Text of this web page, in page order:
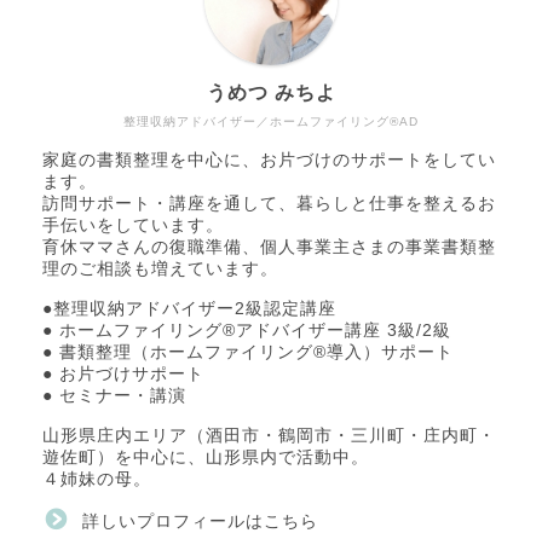
整理収納アドバイザー／ホームファイリング®AD
うめつ みちよ
家庭の書類整理を中心に、お片づけのサポートをしてい
ます。
訪問サポート・講座を通して、暮らしと仕事を整えるお
手伝いをしています。
育休ママさんの復職準備、個人事業主さまの事業書類整
理のご相談も増えています。
●整理収納アドバイザー2級認定講座
● ホームファイリング®アドバイザー講座 3級/2級
● 書類整理（ホームファイリング®導入）サポート
● お片づけサポート
● セミナー・講演
山形県庄内エリア（酒田市・鶴岡市・三川町・庄内町・
遊佐町）を中心に、山形県内で活動中。
４姉妹の母。
詳しいプロフィールはこちら